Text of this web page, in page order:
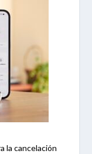
la cancelación